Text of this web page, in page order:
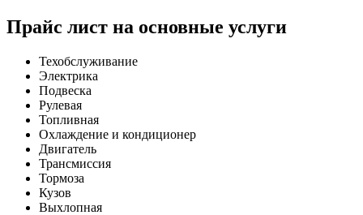
Прайс лист на основные услуги
Техобслуживание
Электрика
Подвеска
Рулевая
Топливная
Охлаждение и кондиционер
Двигатель
Трансмиссия
Тормоза
Кузов
Выхлопная